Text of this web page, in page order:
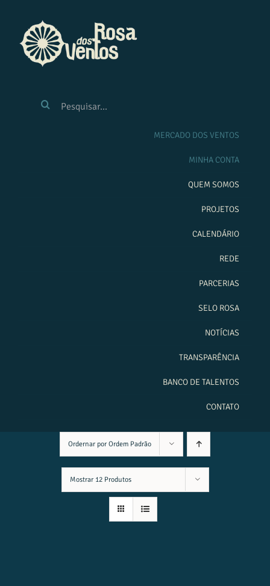
conteúdo
RESULTADOS
MERCADO DOS VENTOS
MINHA CONTA
QUEM SOMOS
PROJETOS
CALENDÁRIO
REDE
PARCERIAS
SELO ROSA
NOTÍCIAS
TRANSPARÊNCIA
BANCO DE TALENTOS
CONTATO
Ordernar por Ordem Padrão
Mostrar 12 Produtos